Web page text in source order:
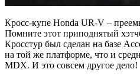
Кросс-купе Honda UR-V –
Помните этот приподнятый
Кросстур был сделан на базе
на той же платформе, что и
MDX. И это совсем другое дело!